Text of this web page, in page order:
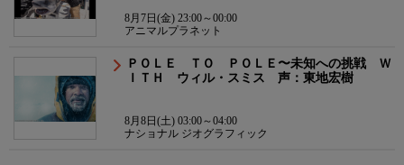
8月7日(金) 23:00～00:00
アニマルプラネット
ＰＯＬＥ ＴＯ ＰＯＬＥ〜未知への挑戦 Ｗ
ＩＴＨ ウィル・スミス 声：東地宏樹
8月8日(土) 03:00～04:00
ナショナル ジオグラフィック